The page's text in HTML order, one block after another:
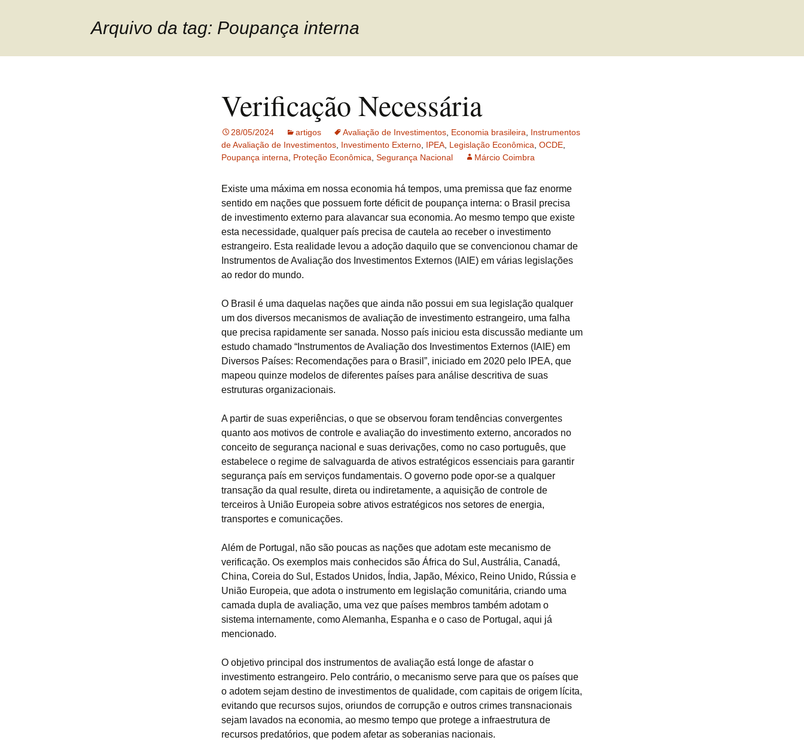
Arquivo da tag: Poupança interna
Verificação Necessária
28/05/2024 artigos Avaliação de Investimentos Economia brasileira
Instrumentos
de Avaliação de Investimentos Investimento Externo IPEA Legislação Econômica OCDE
Poupança interna
Proteção Econômica Segurança Nacional Márcio Coimbra
Existe uma máxima em nossa economia há tempos, uma premissa que faz enorme
sentido em nações que possuem forte déficit de poupança interna: o Brasil precisa
de investimento externo para alavancar sua economia. Ao mesmo tempo que existe
esta necessidade, qualquer país precisa de cautela ao receber o investimento
estrangeiro. Esta realidade levou a adoção daquilo que se convencionou chamar de
Instrumentos de Avaliação dos Investimentos Externos (IAIE) em várias legislações
ao redor do mundo.
O Brasil é uma daquelas nações que ainda não possui em sua legislação qualquer
um dos diversos mecanismos de avaliação de investimento estrangeiro, uma falha
que precisa rapidamente ser sanada. Nosso país iniciou esta discussão mediante um
estudo chamado “Instrumentos de Avaliação dos Investimentos Externos (IAIE) em
Diversos Países: Recomendações para o Brasil”, iniciado em 2020 pelo IPEA, que
mapeou quinze modelos de diferentes países para análise descritiva de suas
estruturas organizacionais.
A partir de suas experiências, o que se observou foram tendências convergentes
quanto aos motivos de controle e avaliação do investimento externo, ancorados no
conceito de segurança nacional e suas derivações, como no caso português, que
estabelece o regime de salvaguarda de ativos estratégicos essenciais para garantir
segurança país em serviços fundamentais. O governo pode opor-se a qualquer
transação da qual resulte, direta ou indiretamente, a aquisição de controle de
terceiros à União Europeia sobre ativos estratégicos nos setores de energia,
transportes e comunicações.
Além de Portugal, não são poucas as nações que adotam este mecanismo de
verificação. Os exemplos mais conhecidos são África do Sul, Austrália, Canadá,
China, Coreia do Sul, Estados Unidos, Índia, Japão, México, Reino Unido, Rússia e
União Europeia, que adota o instrumento em legislação comunitária, criando uma
camada dupla de avaliação, uma vez que países membros também adotam o
sistema internamente, como Alemanha, Espanha e o caso de Portugal, aqui já
mencionado.
O objetivo principal dos instrumentos de avaliação está longe de afastar o
investimento estrangeiro. Pelo contrário, o mecanismo serve para que os países que
o adotem sejam destino de investimentos de qualidade, com capitais de origem lícita,
evitando que recursos sujos, oriundos de corrupção e outros crimes transnacionais
sejam lavados na economia, ao mesmo tempo que protege a infraestrutura de
recursos predatórios, que podem afetar as soberanias nacionais.